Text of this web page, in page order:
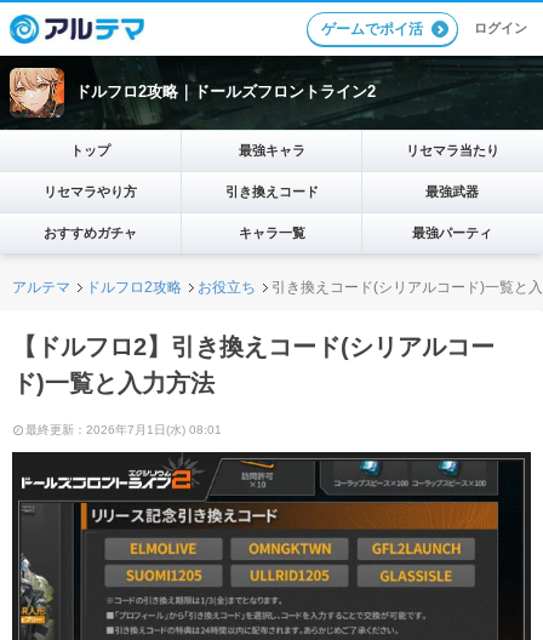
ゲームでポイ活 ログイン
ドルフロ2攻略｜ドールズフロントライン2
トップ 最強キャラ リセマラ当たり
リセマラやり方 引き換えコード 最強武器
おすすめガチャ キャラ一覧 最強パーティ
アルテマ ドルフロ2攻略 お役立ち 引き換えコード(シリアルコード)一覧と
【ドルフロ2】引き換えコード(シリアルコー
ド)一覧と入力方法
最終更新：2026年7月1日(水) 08:01